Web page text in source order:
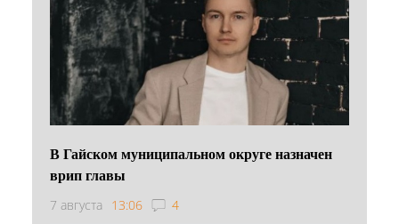
В Гайском муниципальном округе назначен
врип главы
7 августа 13:06 4